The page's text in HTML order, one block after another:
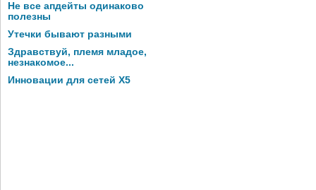
Не все апдейты одинаково
полезны
Утечки бывают разными
Здравствуй, племя младое,
незнакомое...
Инновации для сетей X5